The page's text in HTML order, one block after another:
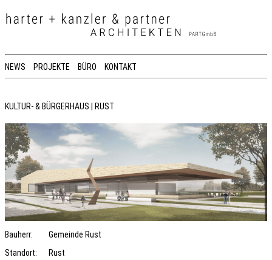
NEWS PROJEKTE BÜRO KONTAKT
KULTUR- & BÜRGERHAUS | RUST
Bauherr:
Standort:
Gemeinde Rust
Rust